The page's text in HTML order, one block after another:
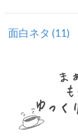
面白ネタ (11)